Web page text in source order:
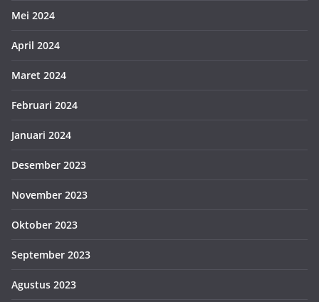
Mei 2024
April 2024
Maret 2024
Februari 2024
Januari 2024
Desember 2023
November 2023
Oktober 2023
September 2023
Agustus 2023